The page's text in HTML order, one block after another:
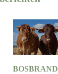
BOSBRAND